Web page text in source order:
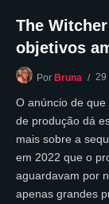
The
objetivos
Por Bruna 29
O anúncio de
de produção dá
mais sobre a
em 2022 que o
aguardavam por
apenas grandes